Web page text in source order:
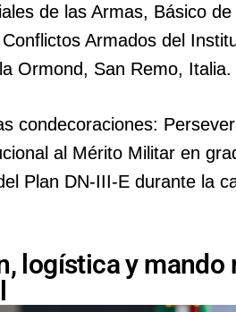
de las Armas, Básico
Armados del
Ormond, San Remo, Italia.
condecoraciones:
al Mérito Militar en
Plan DN-III-E durante la
logística y mando